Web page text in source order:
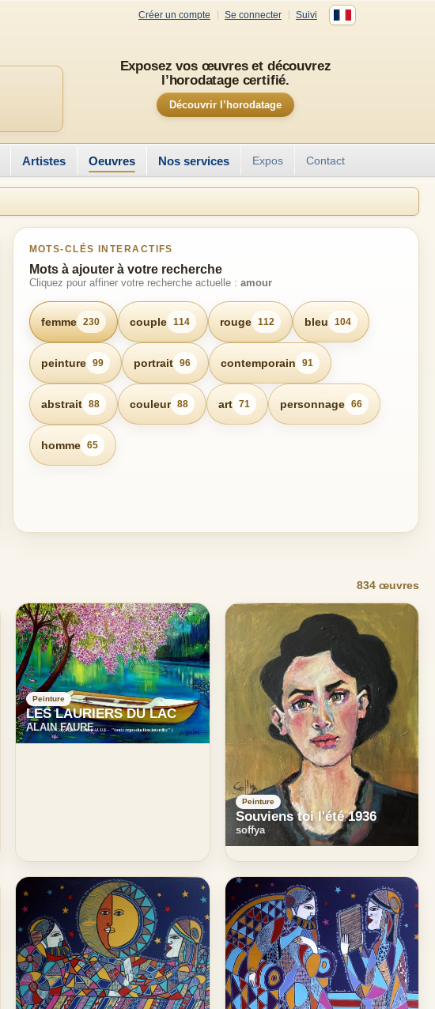
Créer un compte Se connecter Suivi
Exposez vos œuvres et découvrez
l’horodatage certifié.
Découvrir l’horodatage
Artistes Oeuvres Nos services Expos Contact
MOTS-CLÉS INTERACTIFS
Mots à ajouter à votre recherche
Cliquez pour affiner votre recherche actuelle : amour
femme 230 couple 114 rouge 112 bleu 104
peinture 99 portrait 96 contemporain 91
abstrait 88 couleur 88 art 71 personnage 66
homme 65
834 œuvres
Peinture
LES LAURIERS DU LAC
ALAIN FAURE
Peinture
Souviens toi l'été 1936
soffya